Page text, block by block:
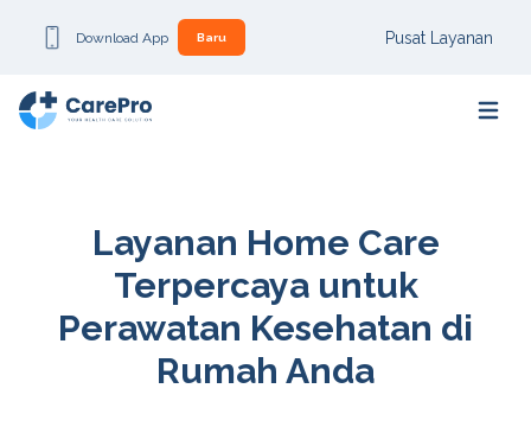
Download App Baru Pusat Layanan
Open
Layanan Home Care
Terpercaya untuk
Perawatan Kesehatan di
Rumah Anda